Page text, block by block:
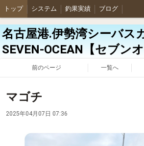
トップ システム 釣果実績 ブログ
名古屋港.伊勢湾シーバス
SEVEN-OCEAN【セブン
前のページ 一覧へ
マゴチ
2025年04月07日 07:36